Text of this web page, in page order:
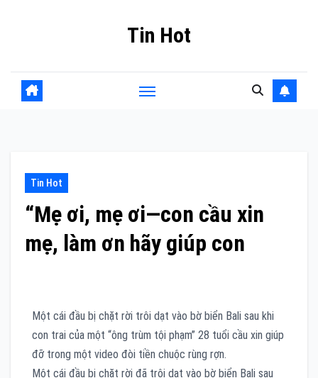
Tin Hot
Tin Hot
“Mẹ ơi, mẹ ơi—con cầu xin
mẹ, làm ơn hãy giúp con
Một cái đầu bị chặt rời trôi dạt vào bờ biển Bali sau khi
con trai của một “ông trùm tội phạm” 28 tuổi cầu xin giúp
đỡ trong một video đòi tiền chuộc rùng rợn.
Một cái đầu bị chặt rời đã trôi dạt vào bờ biển Bali sau